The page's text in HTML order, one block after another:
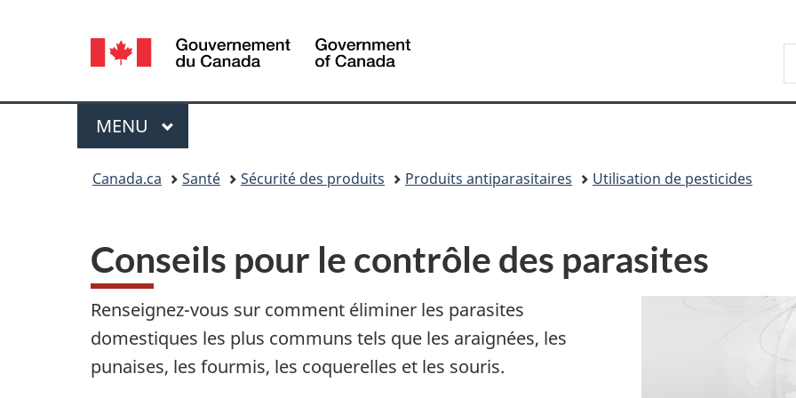
sujet
HTML
Sélection
de
la
langue
Canada
Menu
MENU PRINCIPAL
Canada.ca Santé Sécurité des produits Produits antiparasitaires Utilisation de pesticides
Conseils pour le contrôle des parasites
Renseignez-vous sur comment éliminer les parasites
domestiques les plus communs tels que les araignées, les
punaises, les fourmis, les coquerelles et les souris.